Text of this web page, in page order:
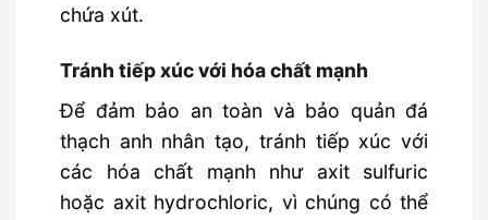
chứa xút.
Tránh tiếp xúc với hóa chất mạnh
Để đảm bảo an toàn và bảo quản đá
thạch anh nhân tạo, tránh tiếp xúc với
các hóa chất mạnh như axit sulfuric
hoặc axit hydrochloric, vì chúng có thể